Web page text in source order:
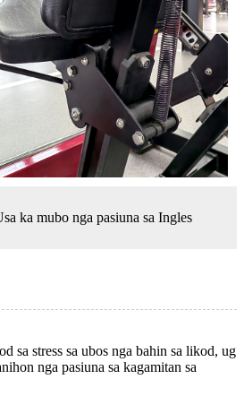
ka mubo nga pasiuna sa Ingles
sa stress sa ubos nga bahin sa likod, ug
nga pasiuna sa kagamitan sa